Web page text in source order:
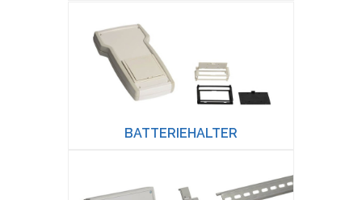
BATTERIEHALTER